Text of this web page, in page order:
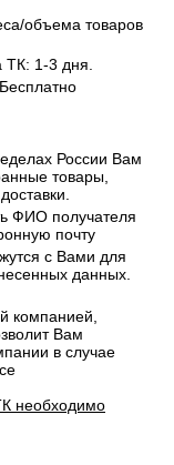
объема товаров
ТК: 1-3 дня.
России Вам
товары,
ФИО получателя
почту
с Вами для
данных.
компанией,
Вам
в случае
необходимо